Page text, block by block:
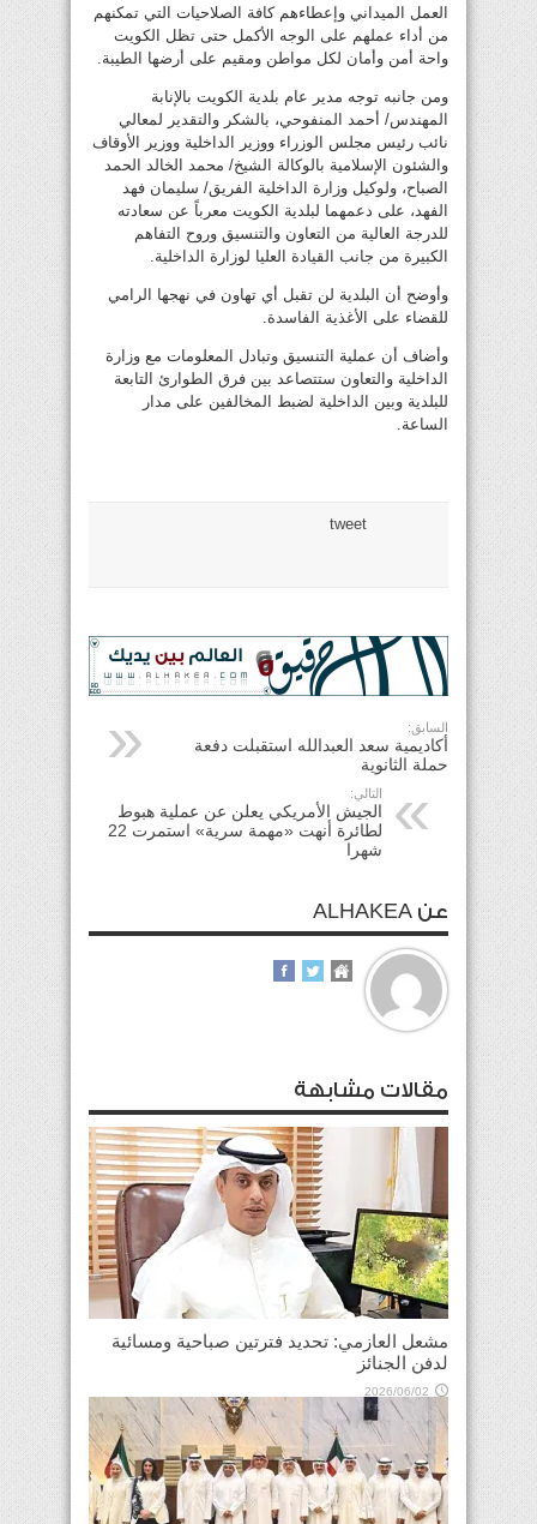
العمل الميداني وإعطاءهم كافة الصلاحيات التي تمكنهم
من أداء عملهم على الوجه الأكمل حتى تظل الكويت
واحة أمن وأمان لكل مواطن ومقيم على أرضها الطيبة.
ومن جانبه توجه مدير عام بلدية الكويت بالإنابة
المهندس/ أحمد المنفوحي، بالشكر والتقدير لمعالي
نائب رئيس مجلس الوزراء ووزير الداخلية ووزير الأوقاف
والشئون الإسلامية بالوكالة الشيخ/ محمد الخالد الحمد
الصباح، ولوكيل وزارة الداخلية الفريق/ سليمان فهد
الفهد، على دعمهما لبلدية الكويت معرباً عن سعادته
للدرجة العالية من التعاون والتنسيق وروح التفاهم
الكبيرة من جانب القيادة العليا لوزارة الداخلية.
وأوضح أن البلدية لن تقبل أي تهاون في نهجها الرامي
للقضاء على الأغذية الفاسدة.
وأضاف أن عملية التنسيق وتبادل المعلومات مع وزارة
الداخلية والتعاون ستتصاعد بين فرق الطوارئ التابعة
للبلدية وبين الداخلية لضبط المخالفين على مدار
الساعة.
tweet
السابق:
أكاديمية سعد العبدالله استقبلت دفعة
حملة الثانوية
التالي:
الجيش الأمريكي يعلن عن عملية هبوط
لطائرة أنهت «مهمة سرية» استمرت 22
شهرا
عن ALHAKEA
مقالات مشابهة
مشعل العازمي: تحديد فترتين صباحية ومسائية
لدفن الجنائز
2026/06/02